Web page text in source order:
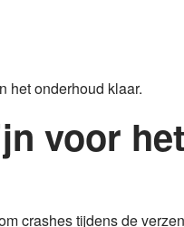
het onderhoud klaar.
voor het
crashes tijdens de